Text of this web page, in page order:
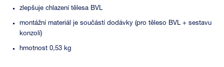
zlepšuje chlazení tělesa BVL
montážní materiál je součástí dodávky (pro těleso BVL + sestavu
konzolí)
hmotnost 0,53 kg